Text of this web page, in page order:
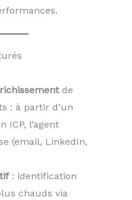
de
: à partir d’un
ICP, l’agent
(email, LinkedIn,
: identification
chauds via